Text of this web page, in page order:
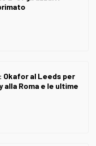
al Leeds per
alla Roma e le ultime